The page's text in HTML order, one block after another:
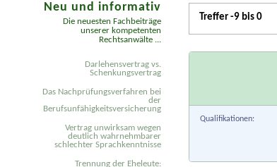
Treffer -9 bis 0
Qualifikationen:
Neu und informativ
Die neuesten Fachbeiträge
unserer kompetenten
Rechtsanwälte ...
Darlehensvertrag vs.
Schenkungsvertrag
Das Nachprüfungsverfahren bei
der
Berufsunfähigkeitsversicherung
Vertrag unwirksam wegen
deutlich wahrnehmbarer
schlechter Sprachkenntnisse
Trennung der Eheleute: